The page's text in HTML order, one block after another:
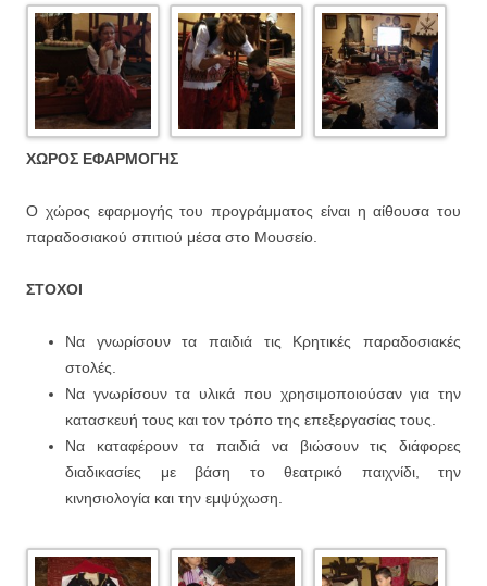
ΧΩΡΟΣ ΕΦΑΡΜΟΓΗΣ
Ο χώρος εφαρμογής του προγράμματος είναι η αίθουσα του
παραδοσιακού σπιτιού μέσα στο Μουσείο.
ΣΤΟΧΟΙ
Να γνωρίσουν τα παιδιά τις Κρητικές παραδοσιακές
στολές.
Να γνωρίσουν τα υλικά που χρησιμοποιούσαν για την
κατασκευή τους και τον τρόπο της επεξεργασίας τους.
Να καταφέρουν τα παιδιά να βιώσουν τις διάφορες
διαδικασίες με βάση το θεατρικό παιχνίδι, την
κινησιολογία και την εμψύχωση.